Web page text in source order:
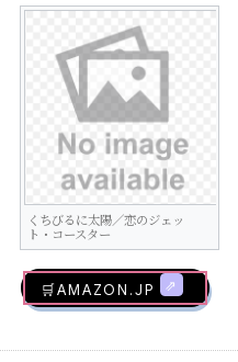
くちびるに太陽／恋のジェッ
ト・コースター
🛒AMAZON.jp